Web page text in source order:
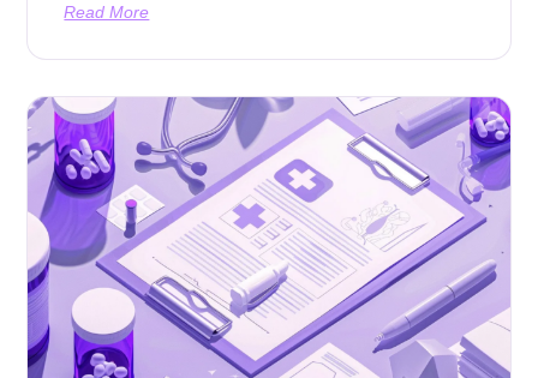
Read More